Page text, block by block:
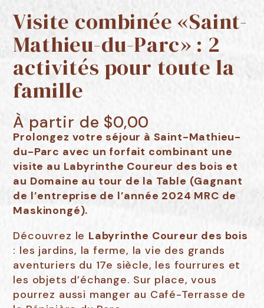
Visite combinée «Saint-
Mathieu-du-Parc» : 2
activités pour toute la
famille
À partir de $0,00
Prolongez votre séjour à Saint-Mathieu-
du-Parc avec un forfait combinant une
visite au Labyrinthe Coureur des bois et
au Domaine au tour de la Table (Gagnant
de l’entreprise de l’année 2024 MRC de
Maskinongé).
Découvrez le Labyrinthe Coureur des bois
: les jardins, la ferme, la vie des grands
aventuriers du 17e siècle, les fourrures et
les objets d’échange. Sur place, vous
pourrez aussi manger au Café-Terrasse de